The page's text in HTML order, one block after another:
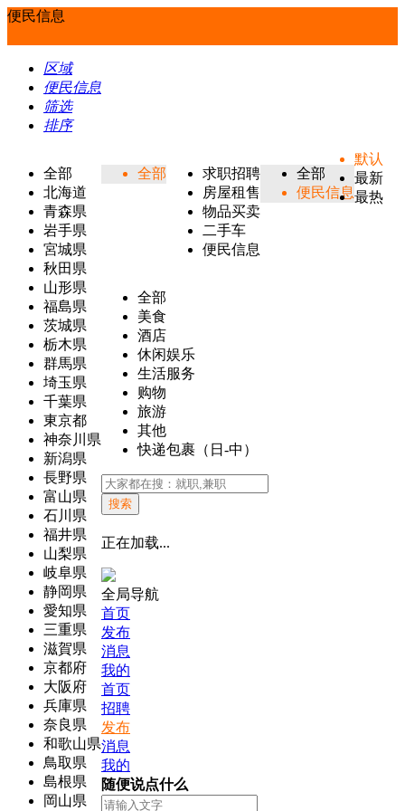
便民信息
区域
便民信息
筛选
排序
全部
北海道
青森県
岩手県
宮城県
秋田県
山形県
福島県
茨城県
栃木県
群馬県
埼玉県
千葉県
東京都
神奈川県
新潟県
長野県
富山県
石川県
福井県
山梨県
岐阜県
静岡県
愛知県
三重県
滋賀県
京都府
大阪府
兵庫県
奈良県
和歌山県
鳥取県
島根県
岡山県
全部
求职招聘
房屋租售
物品买卖
二手车
便民信息
全部
便民信息
全部
美食
酒店
休闲娱乐
生活服务
购物
旅游
其他
快递包裹（日-中）
默认
最新
最热
搜索
正在加载...
全局导航
首页
发布
消息
我的
首页
招聘
发布
消息
我的
随便说点什么